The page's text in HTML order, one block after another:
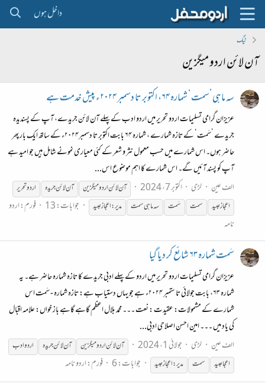
داخل ہوں
ٹیگ
آن لائن اردو میگزین
سہ ماہی’سمت‘ شمارہ ۶۴، اکتوبر تا دسمبر ۲۰۲۴ء پیش خدمت ہے
عزیزان گرامی تسلیمات اردو تحریر میں اردو ادب کے پہلے آن لائن جریدے، آپ کے پسندیدہ
جریدے ’سَمت‘ کے تازہ شمارے ، شمارہ ۶۴ بابت اکتوبر تا دسمبر۲۰۲۴ء کے ساتھ ایک بار پھر
حاضر ہوں۔ اس شمارے میں حسب معمول نثر و شعر کے کئی معیاری نمونے شامل ہیں جو امید ہے
آپ کو پسند آئیں گے۔ اس شمارے کا اہم موضوع اس...
الف عین
لڑی اکتوبر 7، 2024 آنلائناردومیگزین آنلائنجریدہ اردوتحریر
اعجاز عبید
سمت سَمت سہ ماہی سمت مدیر:اعجاز عبید جوابات: 13 فورم:اردو
نامہ
سَمت شمارہ ۶۳ شائع کر دیا گیا
عزیزان گرامی تسلیمات اردو تحریر میں اردو کے پہلے ادبی جریدے کا تازہ شمارہ حاضر ہے۔ یہ
شمارہ ۶۳، بابت جولائی تا ستمبر ۲۰۲۴ء ہے جو یہاں دستیاب ہے: تازہ شمارہ - سَمت اس
شمارے کے مشمولات: عقیدت : نعت ۔۔۔ محمد بلال اعظم گاہے گاہے باز خواں: علامہ اقبال
کی یاد میں ۔۔۔ امین احسن اصلاحی ادبی...
الف عین
لڑی جولائی 1، 2024 آنلائناردومیگزین آنلائنجریدہ اردوادب
اعجا عبید
سمت مدیر:اعجاز عبید جوابات: 6 فورم:اردو نامہ